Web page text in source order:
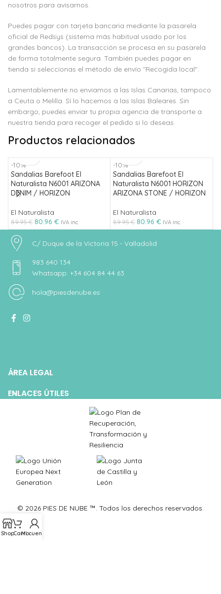
nosotros para avisarnos.
Puedes pagar con tarjeta bancaria mediante la pasarela
oficial de Redsys (sistema más habitual usado por los
grandes bancos). La transacción se procesa en su pasarela
de forma totalmente segura. También puedes pagar en
tienda si seleccionas el método de envío "Recogida local".
Lamentablemente no enviamos a las Islas Canarias, tampoco
a Ceuta o Melilla. Sí lo hacemos a las Islas Baleares. Sin
embargo, puedes enviar tu propia agencia de transporte a
nuestra tienda para recoger el pedido si lo deseas.
Productos relacionados
-10%
Sandalias Barefoot El
Naturalista N6001 ARIZONA
DENIM / HORIZON
El Naturalista
89.95€ 80.96 € IVA inc.
-10%
Sandalias Barefoot El
Naturalista N6001 HORIZON
ARIZONA STONE / HORIZON
El Naturalista
89.95€ 80.96 € IVA inc.
C/ Duque de la Victoria 15 - Valladolid
983 640 134
Whatsapp: +34 604 84 44 63
hola@piesdenube.es
ÁREA LEGAL
ENLACES ÚTILES
© 2026 PIES DE NUBE ™. Todos los derechos reservados.
ShopCarroMi cuenta